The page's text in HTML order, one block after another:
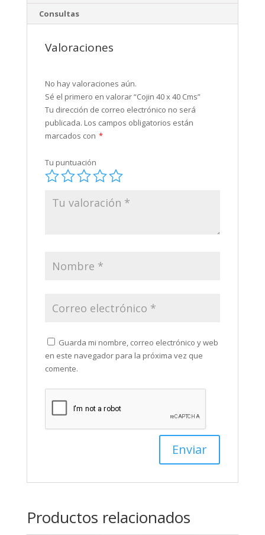
Consultas
Valoraciones
No hay valoraciones aún.
Sé el primero en valorar “Cojin 40 x 40 Cms”
Tu dirección de correo electrónico no será
publicada. Los campos obligatorios están
marcados con *
Tu puntuación
Guarda mi nombre, correo electrónico y web
en este navegador para la próxima vez que
comente.
Productos relacionados